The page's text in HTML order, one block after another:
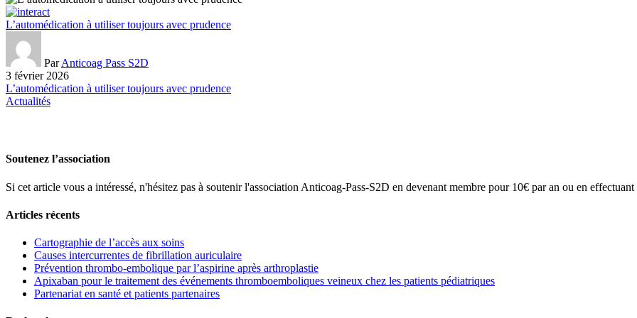
L’automédication à utiliser toujours avec prudence
ParAnticoag Pass S2D
3 février 2026
L’automédication à utiliser toujours avec prudence
Actualités
Soutenez l’association
Si cet article vous a intéressé, n'hésitez pas à soutenir l'association Anticoag-Pass-S2D en devenant membre pour 10€ par an ou en
Articles récents
Cartographie de l’accès aux soins
Causes intercurrentes de fibrillation auriculaire
Prévention thrombo-embolique par l’aspirine après arthroplastie
Apixaban pour le traitement des événements thromboemboliques veineux chez les patients pédiatriques
Partenariat en santé et patients partenaires